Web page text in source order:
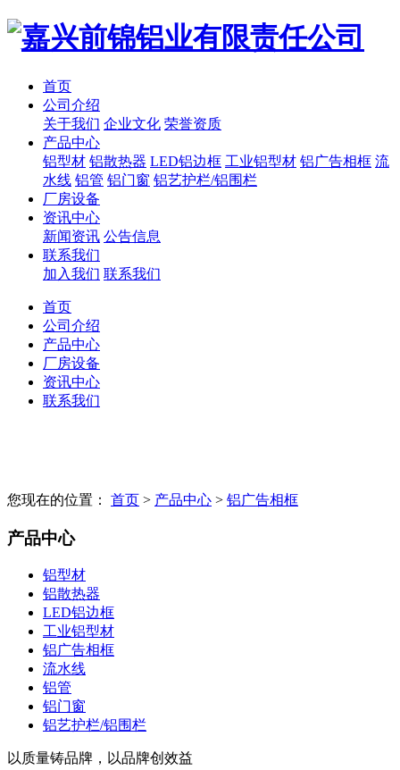
首页
公司介绍
关于我们 企业文化 荣誉资质
产品中心
铝型材 铝散热器 LED铝边框 工业铝型材 铝广告相框 流
水线 铝管 铝门窗 铝艺护栏/铝围栏
厂房设备
资讯中心
新闻资讯 公告信息
联系我们
加入我们 联系我们
首页
公司介绍
产品中心
厂房设备
资讯中心
联系我们
您现在的位置： 首页 > 产品中心 > 铝广告相框
产品中心
铝型材
铝散热器
LED铝边框
工业铝型材
铝广告相框
流水线
铝管
铝门窗
铝艺护栏/铝围栏
以质量铸品牌，以品牌创效益